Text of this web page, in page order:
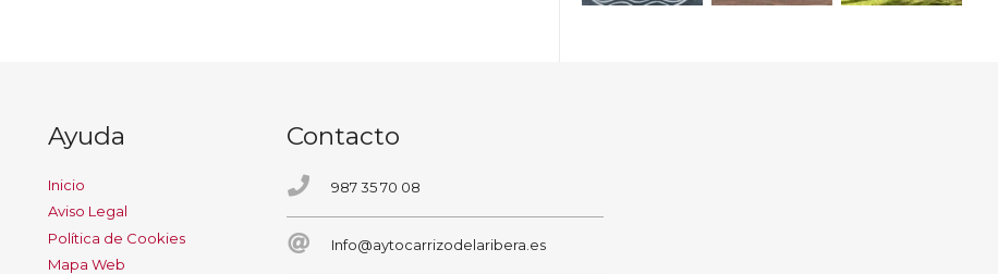
Ayuda
Inicio
Aviso Legal
Política de Cookies
Mapa Web
Contacto
987 35 70 08
Info@aytocarrizodelaribera.es